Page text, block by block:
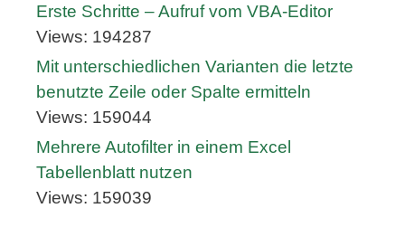
Erste Schritte – Aufruf vom VBA-Editor
Views: 194287
Mit unterschiedlichen Varianten die letzte
benutzte Zeile oder Spalte ermitteln
Views: 159044
Mehrere Autofilter in einem Excel
Tabellenblatt nutzen
Views: 159039